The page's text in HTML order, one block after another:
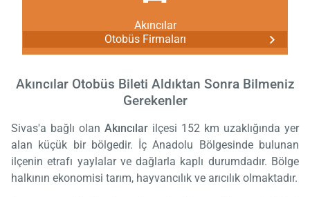
Akıncılar
Otobüs Firmaları
Akıncılar Otobüs Bileti Aldıktan Sonra Bilmeniz
Gerekenler
Sivas'a bağlı olan Akıncılar ilçesi 152 km uzaklığında yer
alan küçük bir bölgedir. İç Anadolu Bölgesinde bulunan
ilçenin etrafı yaylalar ve dağlarla kaplı durumdadır. Bölge
halkının ekonomisi tarım, hayvancılık ve arıcılık olmaktadır.